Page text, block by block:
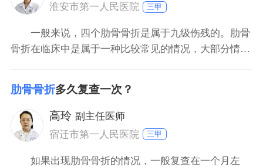
淮安市第一人民医院
三甲
一般来说，四个肋骨骨折是属于九级伤残的。肋骨
骨折在临床中是属于一种比较常见的情况，大部分情况
的情况，需要前往正规的医院去进行完善的CT检查以此
来明确损伤的具体程度。如果肋骨骨折的损伤比较严
重，甚至引起了肺脏的损伤的话一般需要积极的进行手
术治疗。在大
肋骨骨折多久复查一次？
高玲 副主任医师
宿迁市第一人民医院
三甲
如果出现肋骨骨折的情况，一般复查在一个月左